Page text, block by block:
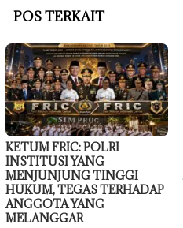
POS TERKAIT
KETUM FRIC: POLRI
INSTITUSI YANG
MENJUNJUNG TINGGI
HUKUM, TEGAS TERHADAP
ANGGOTA YANG
MELANGGAR